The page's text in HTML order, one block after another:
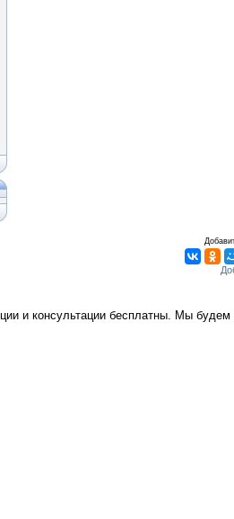
и консультации бесплатны. Мы